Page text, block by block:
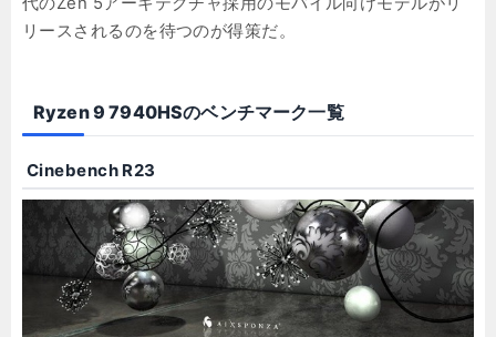
リースされるのを待つのが得策だ。
Ryzen 9 7940HSのベンチマーク一覧
Cinebench R23